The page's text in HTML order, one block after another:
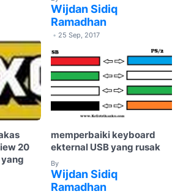
Wijdan Sidiq
Ramadhan
• 25 Sep, 2017
20
memperbaiki keyboard
ekternal USB yang rusak
By
Wijdan Sidiq
Ramadhan